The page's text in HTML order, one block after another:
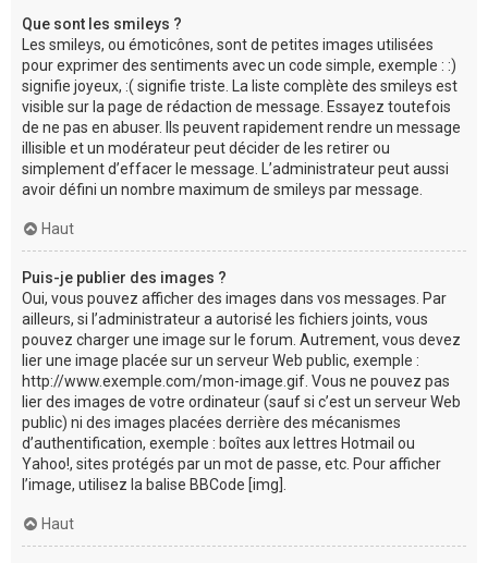
Que sont les smileys ?
Les smileys, ou émoticônes, sont de petites images utilisées
pour exprimer des sentiments avec un code simple, exemple : :)
signifie joyeux, :( signifie triste. La liste complète des smileys est
visible sur la page de rédaction de message. Essayez toutefois
de ne pas en abuser. Ils peuvent rapidement rendre un message
illisible et un modérateur peut décider de les retirer ou
simplement d’effacer le message. L’administrateur peut aussi
avoir défini un nombre maximum de smileys par message.
Haut
Puis-je publier des images ?
Oui, vous pouvez afficher des images dans vos messages. Par
ailleurs, si l’administrateur a autorisé les fichiers joints, vous
pouvez charger une image sur le forum. Autrement, vous devez
lier une image placée sur un serveur Web public, exemple :
http://www.exemple.com/mon-image.gif. Vous ne pouvez pas
lier des images de votre ordinateur (sauf si c’est un serveur Web
public) ni des images placées derrière des mécanismes
d’authentification, exemple : boîtes aux lettres Hotmail ou
Yahoo!, sites protégés par un mot de passe, etc. Pour afficher
l’image, utilisez la balise BBCode [img].
Haut